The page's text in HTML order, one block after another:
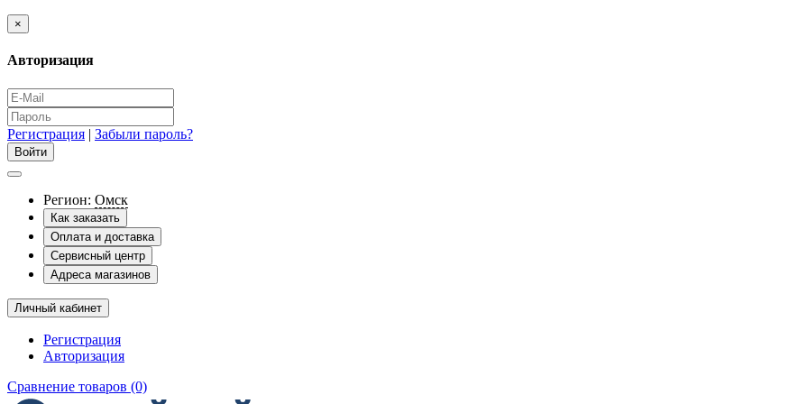
×
Авторизация
Регистрация | Забыли пароль?
Регион: Омск
Как заказать
Оплата и доставка
Сервисный центр
Адреса магазинов
Личный кабинет
Регистрация
Авторизация
Сравнение товаров (0)